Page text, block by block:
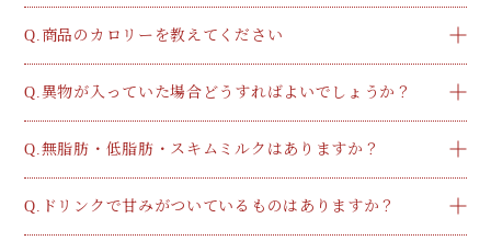
Q.商品のカロリーを教えてください
Q.異物が入っていた場合どうすればよいでしょうか？
Q.無脂肪・低脂肪・スキムミルクはありますか？
Q.ドリンクで甘みがついているものはありますか？